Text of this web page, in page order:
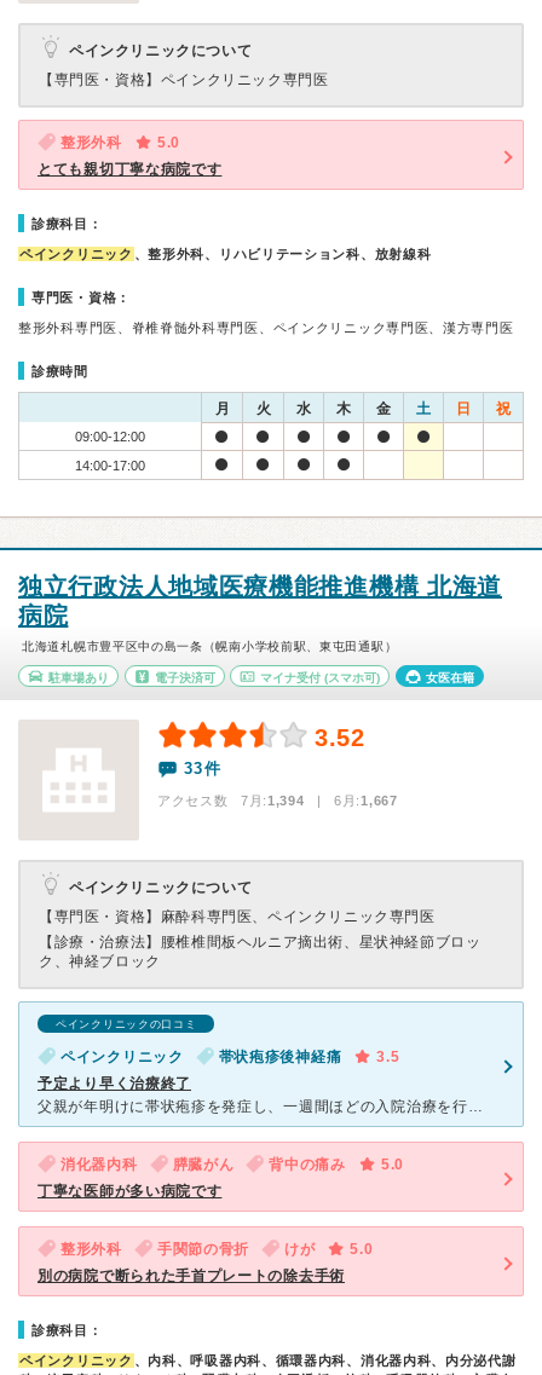
ペインクリニックについて
【専門医・資格】 ペインクリニック専門医
整形外科
5.0
とても親切丁寧な病院です
診療科目：
ペインクリニック 、整形外科、リハビリテーション科、放射線科
専門医・資格：
整形外科専門医、脊椎脊髄外科専門医、ペインクリニック専門医、漢方専門医
診療時間
月 火 水 木 金 土 日 祝
09:00-12:00
14:00-17:00
独立行政法人地域医療機能推進機構 北海道
病院
北海道札幌市豊平区中の島一条（幌南小学校前駅、東屯田通駅）
駐車場あり 電子決済可 マイナ受付 (スマホ可) 女医在籍
3.52
33件
アクセス数 7月:1,394 | 6月:1,667
ペインクリニックについて
【専門医・資格】 麻酔科専門医、ペインクリニック専門医
【診療・治療法】
腰椎椎間板ヘルニア摘出術、星状神経節ブロッ
ク、神経ブロック
ペインクリニックの口コミ
ペインクリニック 帯状疱疹後神経痛
3.5
予定より早く治療終了
父親が年明けに帯状疱疹を発症し、一週間ほどの入院治療を行いました。 その後発疹も落ち着き、自宅療養していたのですが、帯状疱疹独特の後遺症に悩まされ、火傷を負った後の痛みのようだと苦しんでいました。
消化器内科 膵臓がん 背中の痛み
5.0
丁寧な医師が多い病院です
整形外科 手関節の骨折 けが
5.0
別の病院で断られた手首プレートの除去手術
診療科目：
ペインクリニック 、内科、呼吸器内科、循環器内科、消化器内科、内分泌代謝